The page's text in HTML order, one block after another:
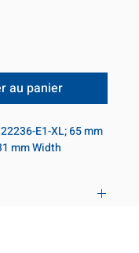
au panier
E1-XL; 65 mm
mm Width